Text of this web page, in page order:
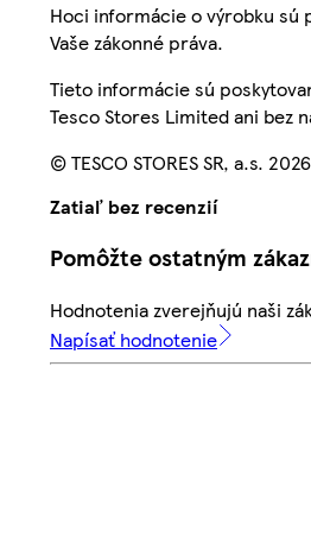
Hoci informácie o výrobku sú
Vaše zákonné práva.
Tieto informácie sú
Tesco Stores Limited ani bez
© TESCO STORES SR, a.s. 2026
Zatiaľ bez recenzií
Pomôžte ostatným
Hodnotenia zverejňujú naši
Napísať hodnotenie